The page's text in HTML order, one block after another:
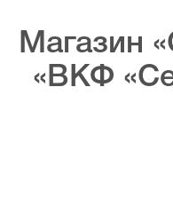
Магазин
«ВКФ